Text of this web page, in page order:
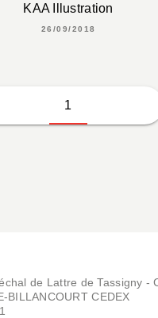
KAA Illustration
26/09/2018
1
de Lattre de Tassigny -
BILLANCOURT CEDEX